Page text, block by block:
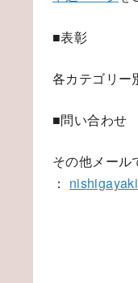
■表彰
各カテゴリー
■問い合わせ
その他メール
：